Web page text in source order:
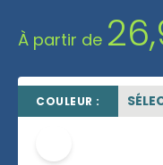
À partir de
COULEUR :